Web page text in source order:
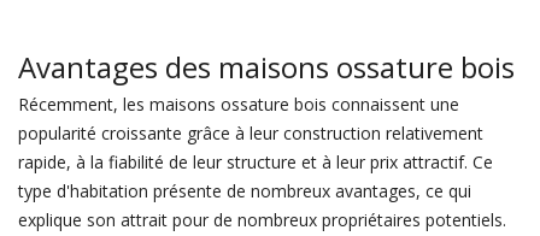
Avantages des maisons ossature bois
Récemment, les maisons ossature bois connaissent une
popularité croissante grâce à leur construction relativement
rapide, à la fiabilité de leur structure et à leur prix attractif. Ce
type d'habitation présente de nombreux avantages, ce qui
explique son attrait pour de nombreux propriétaires potentiels.